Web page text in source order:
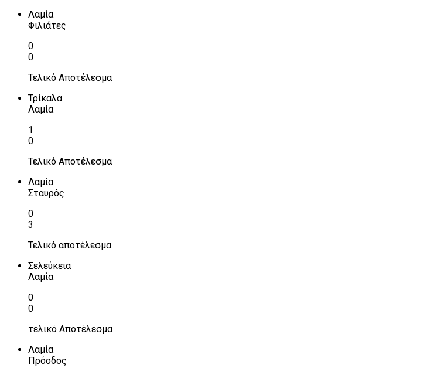
Λαμία
Φιλιάτες
0
0
Τελικό Αποτέλεσμα
Τρίκαλα
Λαμία
1
0
Τελικό Αποτέλεσμα
Λαμία
Σταυρός
0
3
Τελικό αποτέλεσμα
Σελεύκεια
Λαμία
0
0
τελικό Αποτέλεσμα
Λαμία
Πρόοδος